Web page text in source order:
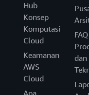
Hub
Konsep
Komputasi
Cloud
Keamanan
AWS
Cloud
Apa
FAQ
dan